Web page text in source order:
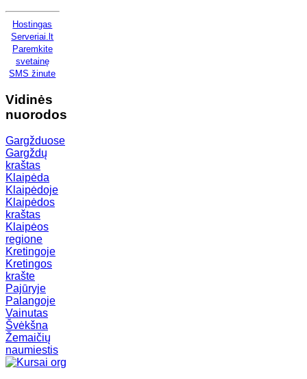
Hostingas
Serveriai.lt
Paremkite
svetainę
SMS žinute
Vidinės
nuorodos
Gargžduose
Gargždų
kraštas
Klaipėda
Klaipėdoje
Klaipėdos
kraštas
Klaipėos
regione
Kretingoje
Kretingos
krašte
Pajūryje
Palangoje
Vainutas
Švėkšna
Žemaičių
naumiestis